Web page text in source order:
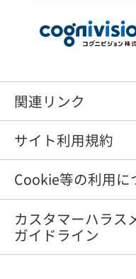
関連リンク
サイト利用規約
Cookie等の利用に
カスタマーハラス
ガイドライン